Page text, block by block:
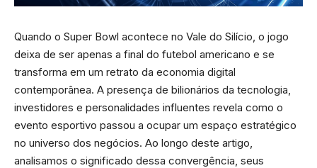
Quando o Super Bowl acontece no Vale do Silício, o jogo
deixa de ser apenas a final do futebol americano e se
transforma em um retrato da economia digital
contemporânea. A presença de bilionários da tecnologia,
investidores e personalidades influentes revela como o
evento esportivo passou a ocupar um espaço estratégico
no universo dos negócios. Ao longo deste artigo,
analisamos o significado dessa convergência, seus